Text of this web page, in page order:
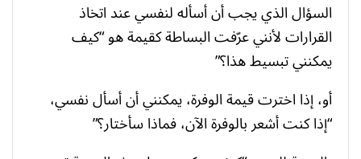
السؤال الذي يجب أن أسأله لنفسي عند اتخاذ
القرارات لأنني عرّفت البساطة كقيمة هو “كيف
يمكنني تبسيط هذا؟”
أو، إذا اخترت قيمة الوفرة، يمكنني أن أسأل نفسي،
“إذا كنت أشعر بالوفرة الآن، فماذا سأختار؟”